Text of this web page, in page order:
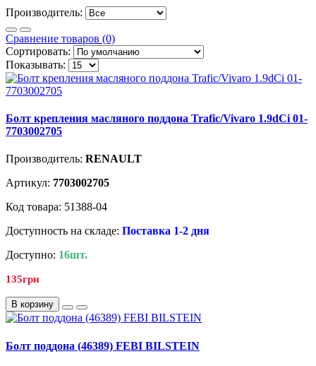
Производитель:
Сравнение товаров (0)
Сортировать:
Показывать:
Болт крепления масляного поддона Trafic/Vivaro 1.9dCi 01-
7703002705
Производитель: RENAULT
Артикул: 7703002705
Код товара: 51388-04
Доступность на складе: Поставка 1-2 дня
Доступно: 16шт.
135грн
В корзину
Болт поддона (46389) FEBI BILSTEIN